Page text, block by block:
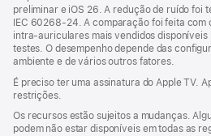
Silo
do
O
preliminar e iOS 26. A redução de ruído foi
IEC 60268-24. A comparação foi feita com
intra-auriculares mais vendidos disponíveis
testes. O desempenho depende das
ambiente e de vários outros fatores.
É preciso ter uma assinatura do Apple TV.
restrições.
Os recursos estão sujeitos a mudanças.
podem não estar disponíveis em todas as